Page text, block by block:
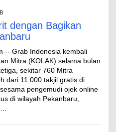
dengan Bagikan
-- Grab Indonesia kembali
Mitra (KOLAK) selama bulan
sekitar 760 Mitra
dari 11.000 takjil gratis di
pengemudi ojek online
di wilayah Pekanbaru,